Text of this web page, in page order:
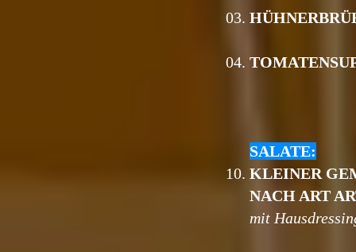
03.
04.
10.
SALATE:
KLEINER
NACH ART
mit